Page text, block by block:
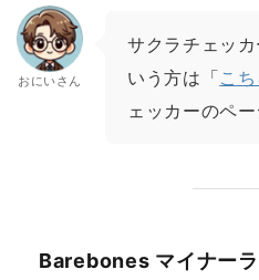
おにいさん
サクラチェッ
いう方は「こち
ェッカーのペ
Barebones マイナー